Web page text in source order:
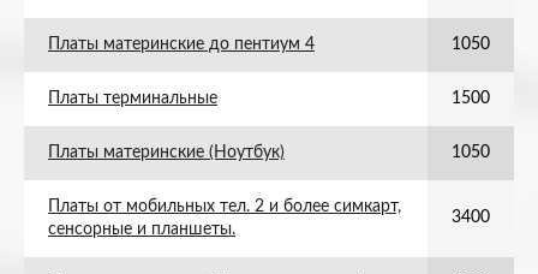
Платы материнские до пентиум 4 1050
Платы терминальные 1500
Платы материнские (Ноутбук) 1050
Платы от мобильных тел. 2 и более симкарт,
сенсорные и планшеты.
3400